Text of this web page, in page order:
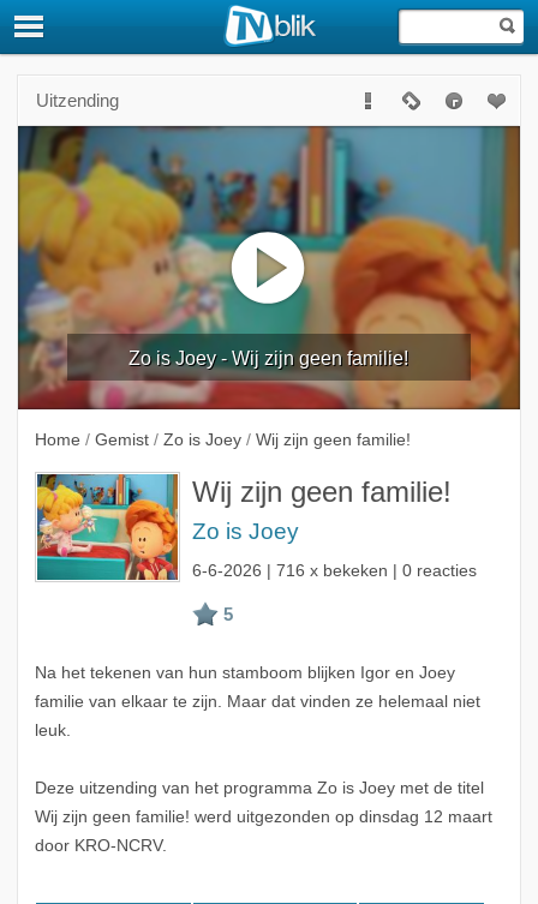
Uitzending
Zo is Joey - Wij zijn geen familie!
Home / Gemist / Zo is Joey / Wij zijn geen familie!
Wij zijn geen familie!
Zo is Joey
6-6-2026 | 716 x bekeken | 0 reacties
Na het tekenen van hun stamboom blijken Igor en Joey
familie van elkaar te zijn. Maar dat vinden ze helemaal niet
leuk.
Deze uitzending van het programma Zo is Joey met de titel
Wij zijn geen familie! werd uitgezonden op dinsdag 12 maart
door KRO-NCRV.